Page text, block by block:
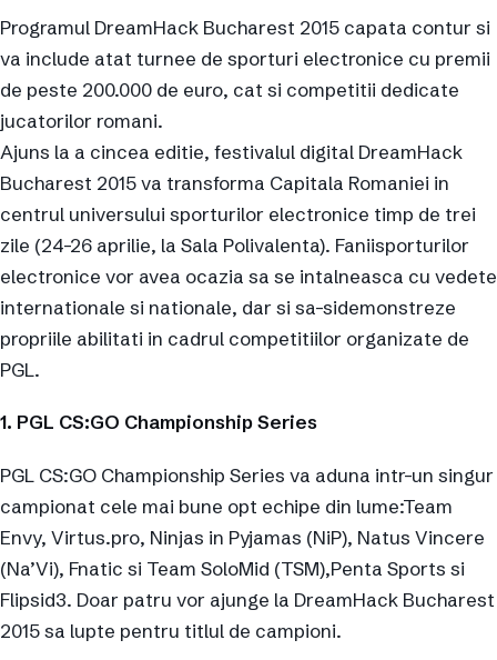
Programul DreamHack Bucharest 2015 capata contur si
va include atat turnee de sporturi electronice cu premii
de peste 200.000 de euro, cat si competitii dedicate
jucatorilor romani.
Ajuns la a cincea editie, festivalul digital DreamHack
Bucharest 2015 va transforma Capitala Romaniei in
centrul universului sporturilor electronice timp de trei
zile (24-26 aprilie, la Sala Polivalenta). Faniisporturilor
electronice vor avea ocazia sa se intalneasca cu vedete
internationale si nationale, dar si sa-sidemonstreze
propriile abilitati in cadrul competitiilor organizate de
PGL.
1. PGL CS:GO Championship Series
PGL CS:GO Championship Series va aduna intr-un singur
campionat cele mai bune opt echipe din lume:Team
Envy, Virtus.pro, Ninjas in Pyjamas (NiP), Natus Vincere
(Na’Vi), Fnatic si Team SoloMid (TSM),Penta Sports si
Flipsid3. Doar patru vor ajunge la DreamHack Bucharest
2015 sa lupte pentru titlul de campioni.